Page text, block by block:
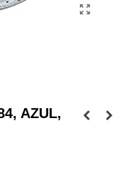
AZUL,